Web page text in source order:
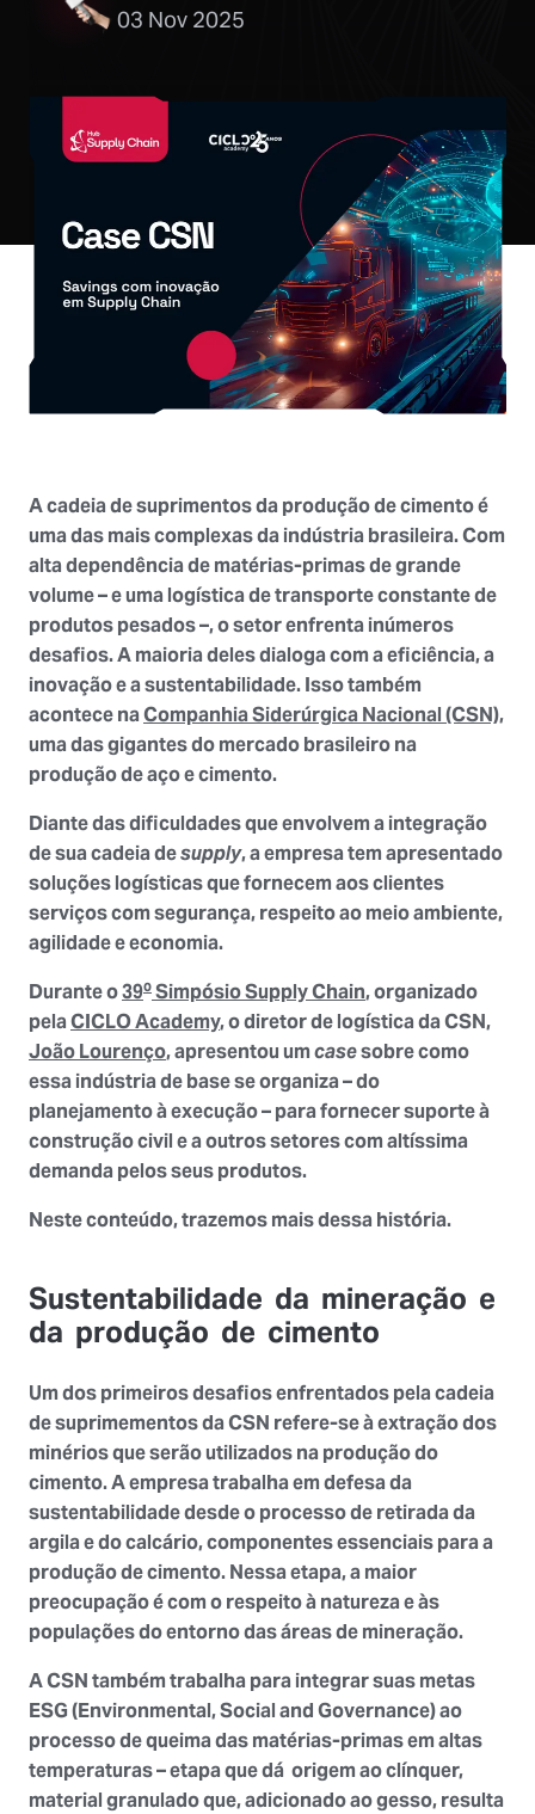
03 Nov 2025
A cadeia de suprimentos da produção de cimento é
uma das mais complexas da indústria brasileira. Com
alta dependência dematérias-primas de grande
volume– e uma logística de transporte constante de
produtos pesados –, o setor enfrenta inúmeros
desafios. A maioria deles dialoga com aeficiência,a
inovaçãoe asustentabilidade.Isso também
acontece naCompanhia Siderúrgica Nacional (CSN),
uma das gigantes do mercado brasileiro na
produção de aço e cimento.
Diante das dificuldades que envolvem a integração
de sua cadeia desupply, a empresa tem apresentado
soluções logísticasque fornecem aos clientes
serviços comsegurança, respeito ao meio ambiente,
agilidade e economia.
Durante o39o Simpósio Supply Chain, organizado
pelaCICLO Academy, o diretor de logística da CSN,
João Lourenço, apresentou umcasesobre como
essa indústria de basese organiza – do
planejamento à execução – para fornecer suporte à
construção civile a outros setores com altíssima
demanda pelos seus produtos.
Neste conteúdo, trazemos mais dessa história.
Sustentabilidade da mineração e
da produção de cimento
Um dos primeiros desafios enfrentados pela cadeia
de suprimementos da CSN refere-se à extração dos
minérios que serão utilizados na produção do
cimento. A empresa trabalha em defesa da
sustentabilidade desde o processo de retirada da
argila e do calcário, componentes essenciais para a
produção de cimento. Nessa etapa, a maior
preocupação é com orespeito à naturezae às
populações do entorno das áreas de mineração.
A CSN também trabalha para integrar suas metas
ESG (Environmental, Social and Governance) ao
processo de queima das matérias-primas em altas
temperaturas – etapa que dá origem ao clínquer,
material granulado que, adicionado ao gesso, resulta